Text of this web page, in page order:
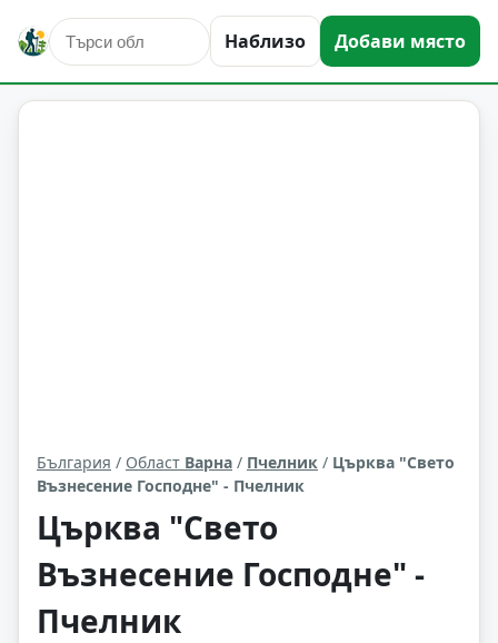
Наблизо Добави място
култура и изкуство Пчелник Област: Варна
България / Област Варна / Пчелник / Църква "Свето
Възнесение Господне" - Пчелник
Църква "Свето
Възнесение Господне" -
Пчелник